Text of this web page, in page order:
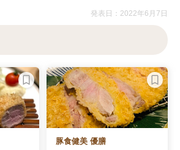
発表日：2022年6月7日
豚食健美 優膳